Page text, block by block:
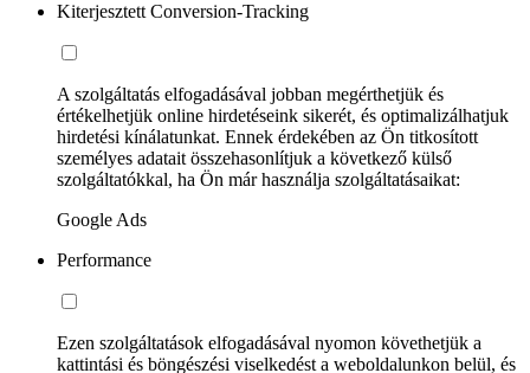
Kiterjesztett Conversion-Tracking
A szolgáltatás elfogadásával jobban megérthetjük és
értékelhetjük online hirdetéseink sikerét, és optimalizálhatjuk
hirdetési kínálatunkat. Ennek érdekében az Ön titkosított
személyes adatait összehasonlítjuk a következő külső
szolgáltatókkal, ha Ön már használja szolgáltatásaikat:
Google Ads
Performance
Ezen szolgáltatások elfogadásával nyomon követhetjük a
kattintási és böngészési viselkedést a weboldalunkon belül, és